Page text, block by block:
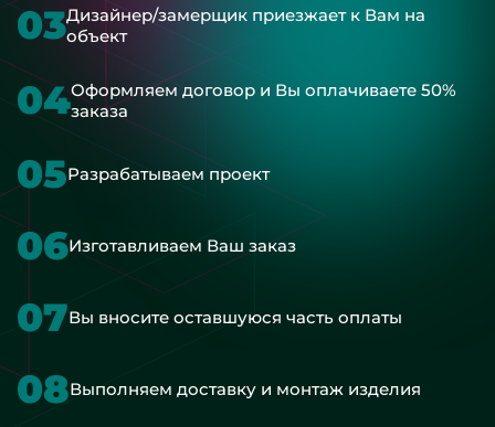
03Дизайнер/замерщик приезжает к Вам на
объект
04Оформляем договор и Вы оплачиваете 50%
заказа
05Разрабатываем проект
06Изготавливаем Ваш заказ
07Вы вносите оставшуюся часть оплаты
08Выполняем доставку и монтаж изделия